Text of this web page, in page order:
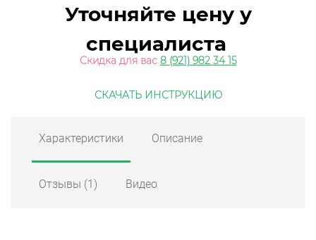
Уточняйте цену у
специалиста
Скидка для вас 8 (921) 982 34 15
СКАЧАТЬ ИНСТРУКЦИЮ
Характеристики Описание
Отзывы (1) Видео